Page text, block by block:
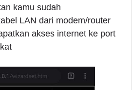
kamu sudah
LAN dari modem/router
akses internet ke port